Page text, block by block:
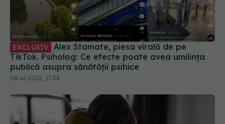
EXCLUSIV
TikTok. Psiholog: Ce efecte poate avea umilința
publică asupra sănătății psihice
08 iul 2026, 17:34